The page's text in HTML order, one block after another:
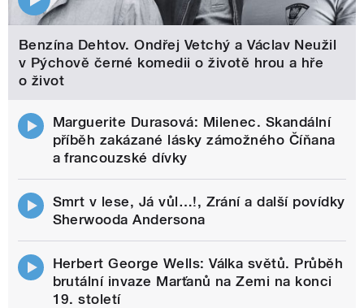
Benzína Dehtov. Ondřej Vetchý a Václav Neužil
v Pýchově černé komedii o životě hrou a hře
o život
Marguerite Durasová: Milenec. Skandální
příběh zakázané lásky zámožného Číňana
a francouzské dívky
Smrt v lese, Já vůl…!, Zrání a další povídky
Sherwooda Andersona
Herbert George Wells: Válka světů. Průběh
brutální invaze Marťanů na Zemi na konci
19. století